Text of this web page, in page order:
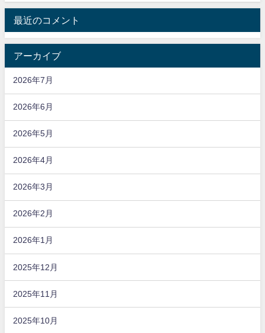
最近のコメント
アーカイブ
2026年7月
2026年6月
2026年5月
2026年4月
2026年3月
2026年2月
2026年1月
2025年12月
2025年11月
2025年10月